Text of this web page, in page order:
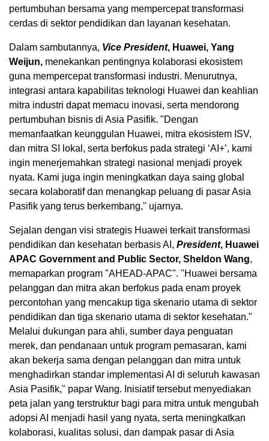
pertumbuhan bersama yang mempercepat transformasi
cerdas di sektor pendidikan dan layanan kesehatan.
Dalam sambutannya, Vice President, Huawei, Yang
Weijun, menekankan pentingnya kolaborasi ekosistem
guna mempercepat transformasi industri. Menurutnya,
integrasi antara kapabilitas teknologi Huawei dan keahlian
mitra industri dapat memacu inovasi, serta mendorong
pertumbuhan bisnis di Asia Pasifik. "Dengan
memanfaatkan keunggulan Huawei, mitra ekosistem ISV,
dan mitra SI lokal, serta berfokus pada strategi ‘AI+’, kami
ingin menerjemahkan strategi nasional menjadi proyek
nyata. Kami juga ingin meningkatkan daya saing global
secara kolaboratif dan menangkap peluang di pasar Asia
Pasifik yang terus berkembang," ujarnya.
Sejalan dengan visi strategis Huawei terkait transformasi
pendidikan dan kesehatan berbasis AI, President, Huawei
APAC Government and Public Sector, Sheldon Wang,
memaparkan program "AHEAD-APAC". "Huawei bersama
pelanggan dan mitra akan berfokus pada enam proyek
percontohan yang mencakup tiga skenario utama di sektor
pendidikan dan tiga skenario utama di sektor kesehatan."
Melalui dukungan para ahli, sumber daya penguatan
merek, dan pendanaan untuk program pemasaran, kami
akan bekerja sama dengan pelanggan dan mitra untuk
menghadirkan standar implementasi AI di seluruh kawasan
Asia Pasifik," papar Wang. Inisiatif tersebut menyediakan
peta jalan yang terstruktur bagi para mitra untuk mengubah
adopsi AI menjadi hasil yang nyata, serta meningkatkan
kolaborasi, kualitas solusi, dan dampak pasar di Asia